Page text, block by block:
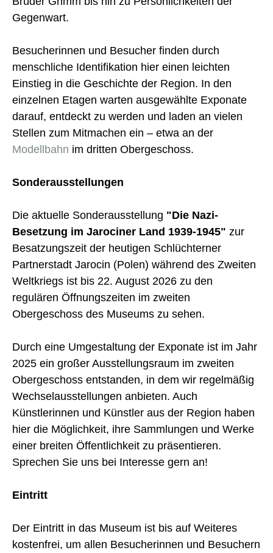
Gegenwart.
Besucherinnen und Besucher finden durch
menschliche Identifikation hier einen leichten
Einstieg in die Geschichte der Region. In den
einzelnen Etagen warten ausgewählte Exponate
darauf, entdeckt zu werden und laden an vielen
Stellen zum Mitmachen ein – etwa an der
Modellbahn im dritten Obergeschoss.
Sonderausstellungen
Die aktuelle Sonderausstellung "Die Nazi-
Besetzung im Jarociner Land 1939-1945" zur
Besatzungszeit der heutigen Schlüchterner
Partnerstadt Jarocin (Polen) während des Zweiten
Weltkriegs ist bis 22. August 2026 zu den
regulären Öffnungszeiten im zweiten
Obergeschoss des Museums zu sehen.
Durch eine Umgestaltung der Exponate ist im Jahr
2025 ein großer Ausstellungsraum im zweiten
Obergeschoss entstanden, in dem wir regelmäßig
Wechselausstellungen anbieten. Auch
Künstlerinnen und Künstler aus der Region haben
hier die Möglichkeit, ihre Sammlungen und Werke
einer breiten Öffentlichkeit zu präsentieren.
Sprechen Sie uns bei Interesse gern an!
Eintritt
Der Eintritt in das Museum ist bis auf Weiteres
kostenfrei, um allen Besucherinnen und Besuchern